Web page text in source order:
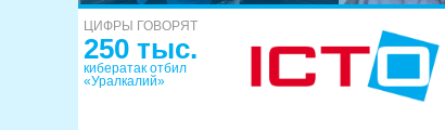
ЦИФРЫ ГОВОРЯТ
250 тыс.
кибератак отбил
«Уралкалий»